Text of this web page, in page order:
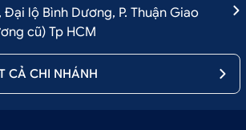
lại rất nhiều những lợi ích khác
nội thất không làm tăng bề dày của
Đại lộ Bình Dương, P. Thuận Giao
cũ) Tp HCM
CẢ CHI NHÁNH